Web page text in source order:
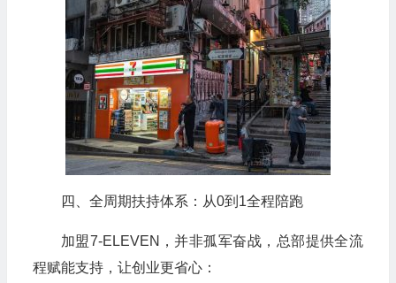
四、全周期扶持体系：从0到1全程陪跑
加盟7-ELEVEN，并非孤军奋战，总部提供全流
程赋能支持，让创业更省心：